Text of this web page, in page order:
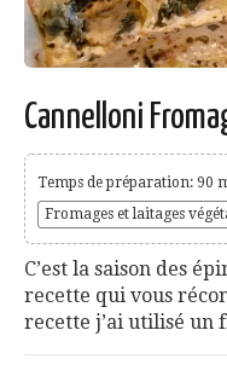
Cannelloni
Temps de préparation: 90
Fromages et laitages
C’est la saison des
recette qui vous
recette j’ai utilisé un